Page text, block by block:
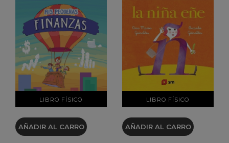
LIBRO FÍSICO
VER DETALLES
AÑADIR AL CARRO
LIBRO FÍSICO
VER DETALLES
AÑADIR AL CARRO